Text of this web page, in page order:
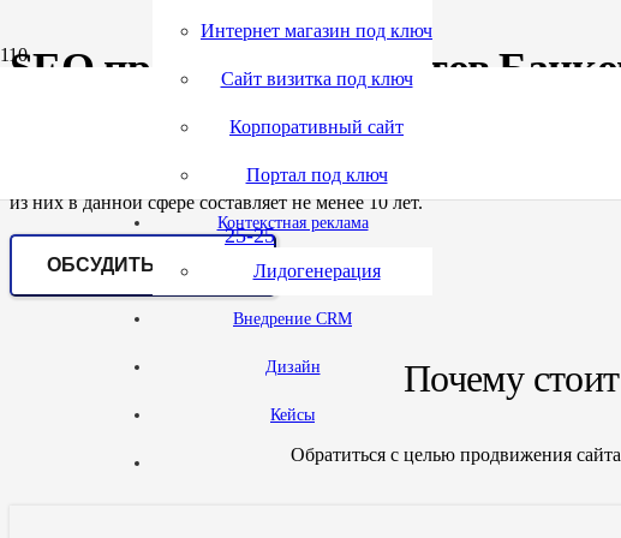
(495)
25-25
Интернет магазин под ключ
Сайт визитка под ключ
Корпоративный сайт
Портал под ключ
Контекстная реклама
Лидогенерация
Внедрение CRM
Дизайн
Кейсы
SEO продвижение сайтов
ключ, продвижение Банкомата в интернете — ключевые направления
из них в данной сфере составляет не менее 10 лет.
ОБСУДИТЬ ПРОЕКТ
Почему
Обратиться с целью продвижения